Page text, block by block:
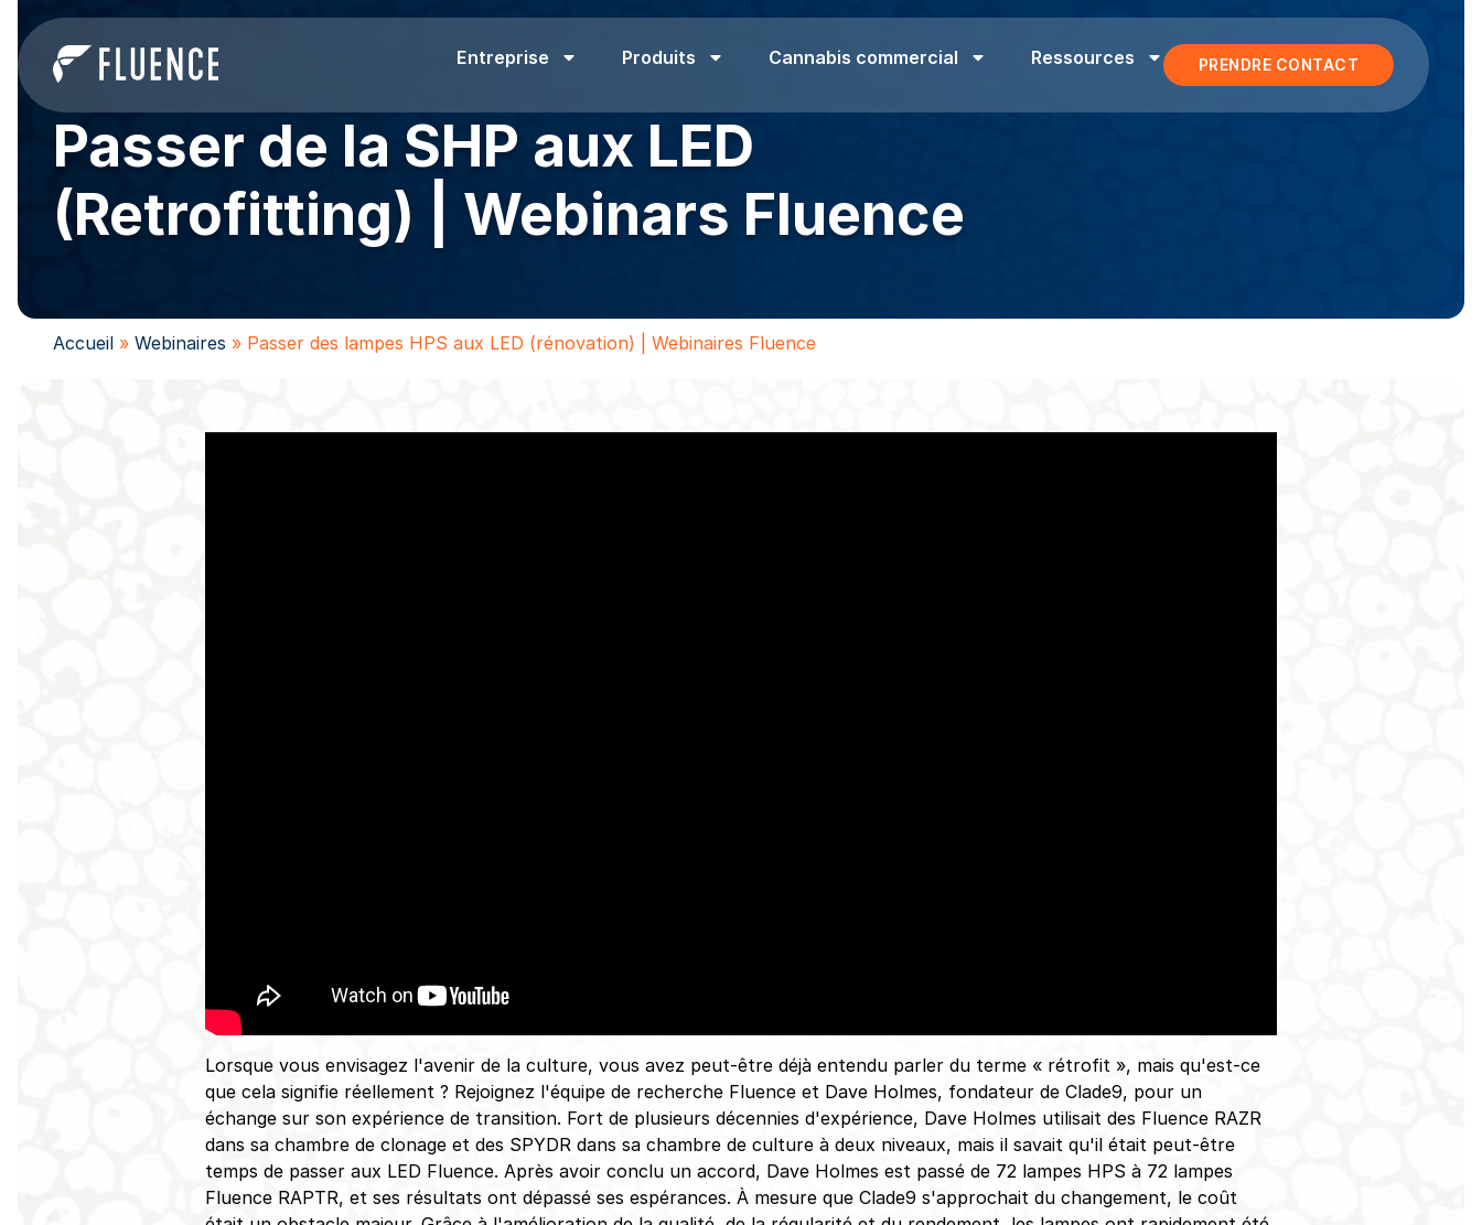
Entreprise Produits Cannabis commercial Ressources PRENDRE CONTACT
Passer de la SHP aux LED
(Retrofitting) | Webinars Fluence
Accueil » Webinaires » Passer des lampes HPS aux LED (rénovation) | Webinaires Fluence
Lorsque vous envisagez l'avenir de la culture, vous avez peut-être déjà entendu parler du terme « rétrofit », mais qu'est-ce
que cela signifie réellement ? Rejoignez l'équipe de recherche Fluence et Dave Holmes, fondateur de Clade9, pour un
échange sur son expérience de transition. Fort de plusieurs décennies d'expérience, Dave Holmes utilisait des Fluence RAZR
dans sa chambre de clonage et des SPYDR dans sa chambre de culture à deux niveaux, mais il savait qu'il était peut-être
temps de passer aux LED Fluence. Après avoir conclu un accord, Dave Holmes est passé de 72 lampes HPS à 72 lampes
Fluence RAPTR, et ses résultats ont dépassé ses espérances. À mesure que Clade9 s'approchait du changement, le coût